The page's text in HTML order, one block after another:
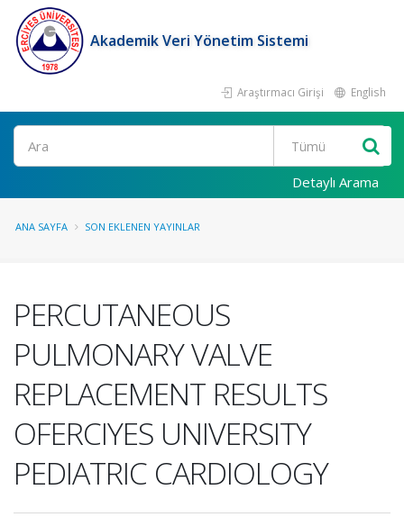
Akademik Veri Yönetim Sistemi
Araştırmacı Girişi English
Ara
Detaylı Arama
ANA SAYFA SON EKLENEN YAYINLAR
PERCUTANEOUS
PULMONARY VALVE
REPLACEMENT RESULTS
OFERCIYES UNIVERSITY
PEDIATRIC CARDIOLOGY